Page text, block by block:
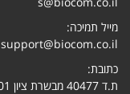
מייל תמיכה:
support@biocom.co.il
כתובת:
ת.ד 40477 מבשרת ציון 9140401